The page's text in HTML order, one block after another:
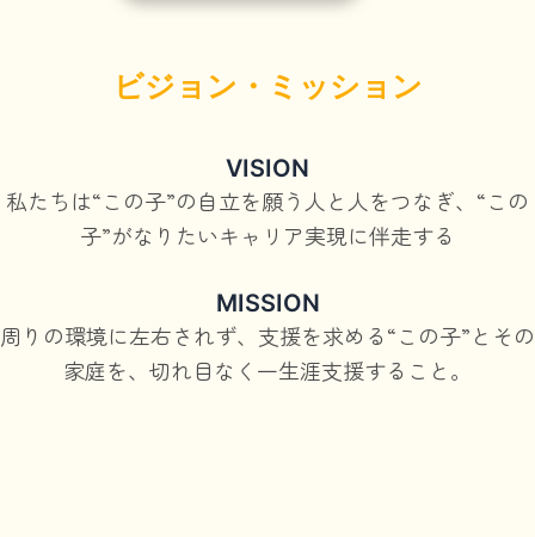
ビジョン・ミッション
VISION
私たちは“この子”の自立を願う人と人をつなぎ、“この
子”がなりたいキャリア実現に伴走する
MISSION
周りの環境に左右されず、支援を求める“この子”とその
家庭を、切れ目なく一生涯支援すること。